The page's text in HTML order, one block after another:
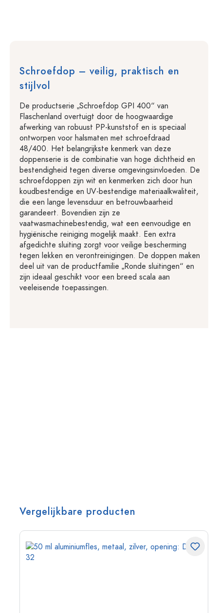
Schroefdop – veilig, praktisch en
stijlvol
De productserie „Schroefdop GPI 400“ van
Flaschenland overtuigt door de hoogwaardige
afwerking van robuust PP-kunststof en is speciaal
ontworpen voor halsmaten met schroefdraad
48/400. Het belangrijkste kenmerk van deze
doppenserie is de combinatie van hoge dichtheid en
bestendigheid tegen diverse omgevingsinvloeden. De
schroefdoppen zijn wit en kenmerken zich door hun
koudbestendige en UV-bestendige materiaalkwaliteit,
die een lange levensduur en betrouwbaarheid
garandeert. Bovendien zijn ze
vaatwasmachinebestendig, wat een eenvoudige en
hygiënische reiniging mogelijk maakt. Een extra
afgedichte sluiting zorgt voor veilige bescherming
tegen lekken en verontreinigingen. De doppen maken
deel uit van de productfamilie „Ronde sluitingen“ en
zijn ideaal geschikt voor een breed scala aan
veeleisende toepassingen.
Vergelijkbare producten